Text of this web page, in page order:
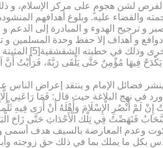
لشن هجومٍ على مرکز الإسلام، و
والقضاء علیه. وبلوغ أهدافهم
ترجیح الهدوء و المبادرة إلى الدعم
دوافع و أهداف إلا حفظ وحدة المسلمین
وقد عبر الإمام
یَکْدَحُ فِیهَا مُؤْمِنٌ حَتَّى یَلْقَى رَبَّهُ،
فضائل الإمام و ینتقد إعراض الناس
في نهج البلاغة حیث قال: فَمَا رَاعَنِي
الْإِسْلَامَ وَأَهْلَهُ أَنْ أَرَى فِیهِ ثَلْماً
فَنَهَضْتُ فِي تِلْك الْأَحْدَاثِ حَتَّى زَاحَ
وعدم المعارضة بالسیف هدف أسمى و
بکل ما یملك بما في ذلك حق زوجته